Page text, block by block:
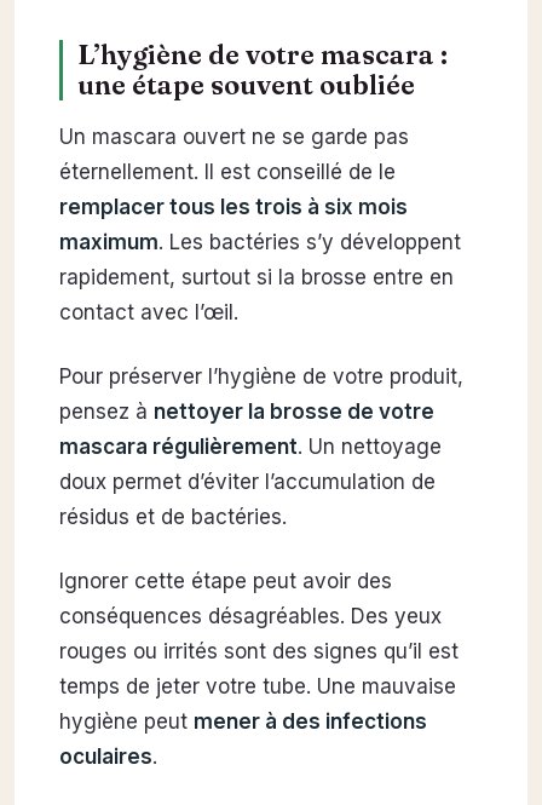
L’hygiène de votre mascara :
une étape souvent oubliée
Un mascara ouvert ne se garde pas
éternellement. Il est conseillé de le
remplacer tous les trois à six mois
maximum. Les bactéries s’y développent
rapidement, surtout si la brosse entre en
contact avec l’œil.
Pour préserver l’hygiène de votre produit,
pensez à nettoyer la brosse de votre
mascara régulièrement. Un nettoyage
doux permet d’éviter l’accumulation de
résidus et de bactéries.
Ignorer cette étape peut avoir des
conséquences désagréables. Des yeux
rouges ou irrités sont des signes qu’il est
temps de jeter votre tube. Une mauvaise
hygiène peut mener à des infections
oculaires.